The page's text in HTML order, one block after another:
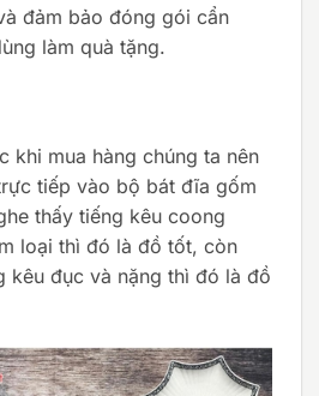
đảm bảo đóng gói cẩn
làm quà tặng.
khi mua hàng chúng ta nên
tiếp vào bộ bát đĩa gốm
thấy tiếng kêu coong
loại thì đó là đồ tốt, còn
kêu đục và nặng thì đó là đồ